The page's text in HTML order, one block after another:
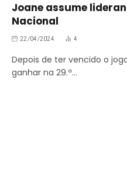
Joane assume
Nacional
22/04/2024 4
Depois de ter vencido o
ganhar na 29.ª…